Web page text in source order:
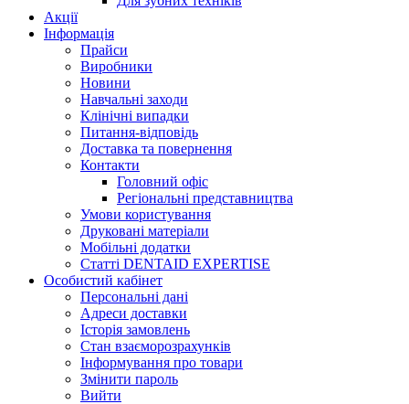
Акції
Інформація
Прайси
Виробники
Новини
Навчальні заходи
Клінічні випадки
Питання-відповідь
Доставка та повернення
Контакти
Головний офіс
Регіональні представництва
Умови користування
Друковані матеріали
Мобільні додатки
Статті DENTAID EXPERTISE
Особистий кабінет
Персональні дані
Адреси доставки
Історія замовлень
Стан взаєморозрахунків
Інформування про товари
Змінити пароль
Вийти